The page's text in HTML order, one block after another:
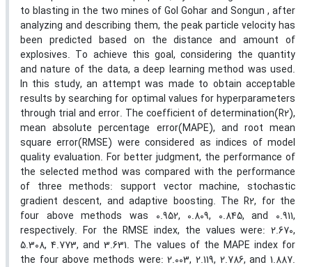
to blasting in the two mines of Gol Gohar and Songun , after
analyzing and describing them, the peak particle velocity has
been predicted based on the distance and amount of
explosives. To achieve this goal, considering the quantity
and nature of the data, a deep learning method was used.
In this study, an attempt was made to obtain acceptable
results by searching for optimal values for hyperparameters
through trial and error. The coefficient of determination(R2),
mean absolute percentage error(MAPE), and root mean
square error(RMSE) were considered as indices of model
quality evaluation. For better judgment, the performance of
the selected method was compared with the performance
of three methods: support vector machine, stochastic
gradient descent, and adaptive boosting. The R2, for the
four above methods was 0.952, 0.809, 0.845, and 0.911,
respectively. For the RMSE index, the values were: 2.670,
5.308, 4.773, and 3.631. The values of the MAPE index for
the four above methods were: 2.003, 2.119, 2.786, and 1.887.